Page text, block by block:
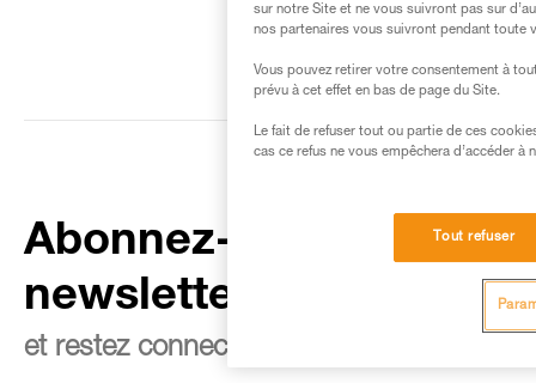
Abonnez-vous à la
newsletter
et restez connecté à notre actualité
sur notre Site et ne vous suivront pas sur
nos partenaires vous suivront pendant toute
Vous pouvez retirer votre consentement à
prévu à cet effet en bas de page du Site.
Le fait de refuser tout ou partie de ces
cas ce refus ne vous empêchera d’accéder à
Tout refuser